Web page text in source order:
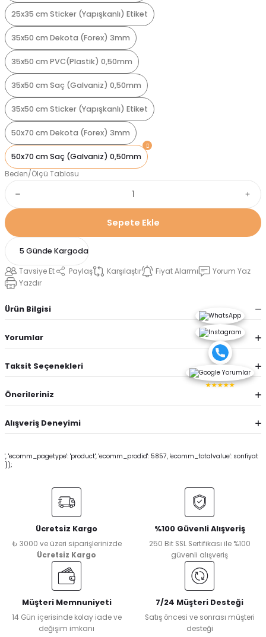
25x35 cm Sticker (Yapışkanlı) Etiket
35x50 cm Dekota (Forex) 3mm
35x50 cm PVC(Plastik) 0,50mm
35x50 cm Saç (Galvaniz) 0,50mm
35x50 cm Sticker (Yapışkanlı) Etiket
50x70 cm Dekota (Forex) 3mm
50x70 cm Saç (Galvaniz) 0,50mm
Beden/Ölçü Tablosu
Sepete Ekle
5 Günde Kargoda
Tavsiye Et Paylaş Karşılaştır Fiyat Alarmı
Yorum Yaz
Yazdır
Ürün Bilgisi
Yorumlar
Taksit Seçenekleri
Önerileriniz
Alışveriş Deneyimi
', 'ecomm_pagetype': 'product', 'ecomm_prodid': 5857, 'ecomm_totalvalue': sonfiyat
});
Ücretsiz Kargo
₺ 3000 ve üzeri siparişlerinizde
Ücretsiz Kargo
%100 Güvenli Alışveriş
250 Bit SSL Sertifikası ile %100
güvenli alışveriş
Müşteri Memnuniyeti
14 Gün içerisinde kolay iade ve
değişim imkanı
7/24 Müşteri Desteği
Satış öncesi ve sonrası müşteri
desteği
★★★★★